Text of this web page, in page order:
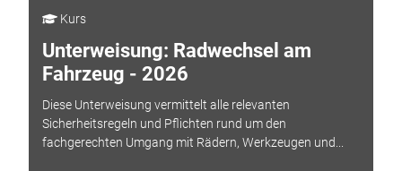
Kurs
Unterweisung: Radwechsel am
Fahrzeug - 2026
Diese Unterweisung vermittelt alle relevanten
Sicherheitsregeln und Pflichten rund um den
fachgerechten Umgang mit Rädern, Werkzeugen und...